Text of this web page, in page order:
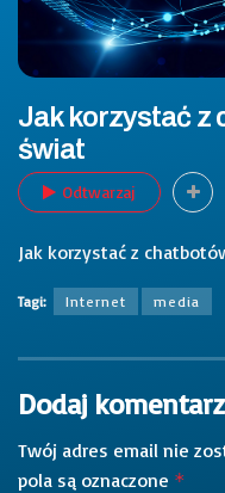
Jak korzystać z
świat
Odtwarzaj
Jak korzystać z
Tagi: Internet media
Dodaj komentarz
Twój adres email nie
pola są oznaczone *